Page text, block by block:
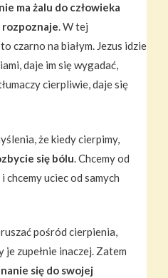
ma żalu do człowieka
rozpoznaje. W tej
czarno na białym. Jezus idzie
daje im się wygadać,
cierpliwie, daje się
że kiedy cierpimy,
się bólu. Chcemy od
chcemy uciec od samych
pośród cierpienia,
zupełnie inaczej. Zatem
się do swojej